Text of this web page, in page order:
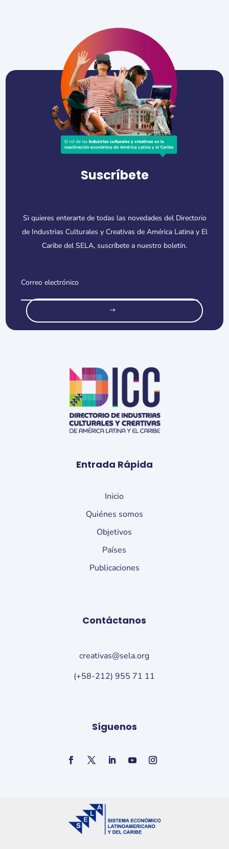
Suscríbete
Si quieres enterarte de todas las novedades del Directorio
de Industrias Culturales y Creativas de América Latina y El
Caribe del SELA, suscríbete a nuestro boletín.
Entrada Rápida
Inicio
Quiénes somos
Objetivos
Países
Publicaciones
Contáctanos
creativas@sela.org
(+58-212) 955 71 11
Síguenos